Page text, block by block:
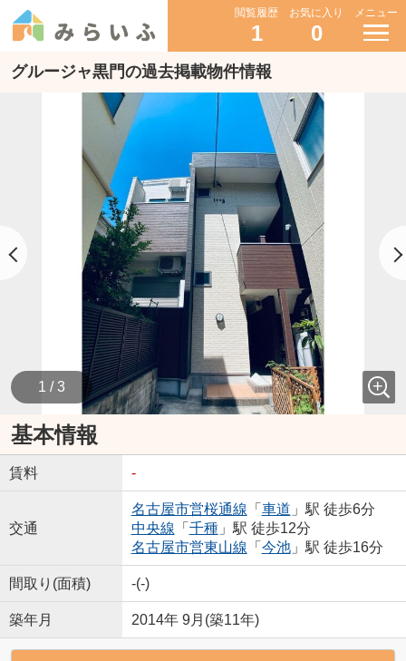
閲覧履歴
1
お気に入り
0
メニュー
グルージャ黒門の過去掲載物件情報
1 / 3
基本情報
賃料 -
交通
名古屋市営桜通線 「 車道 」駅 徒歩6分
中央線 「 千種」駅 徒歩12分
名古屋市営東山線 「 今池」駅 徒歩16分
間取り(面積) -(-)
築年月 2014年 9月(築11年)